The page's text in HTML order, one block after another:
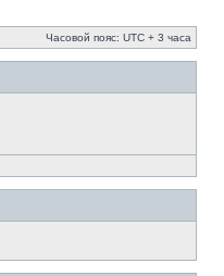
Часовой пояс: UTC + 3 часа